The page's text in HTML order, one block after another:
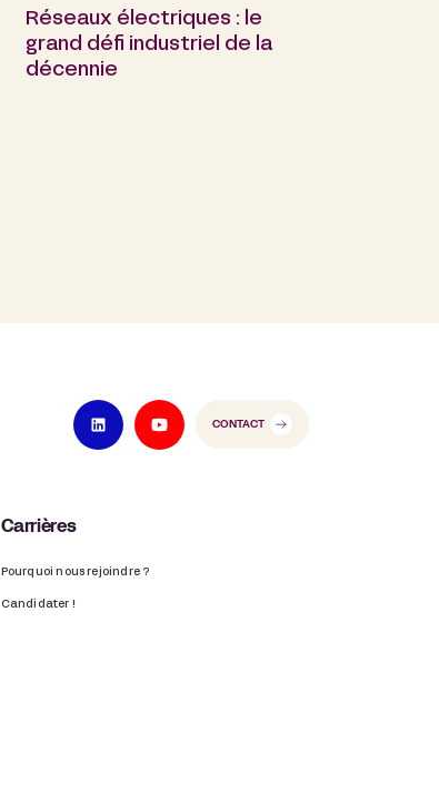
Réseaux électriques : le
grand défi industriel de la
décennie
CONTACT
Carrières
Pourquoi nous rejoindre ?
Candidater !